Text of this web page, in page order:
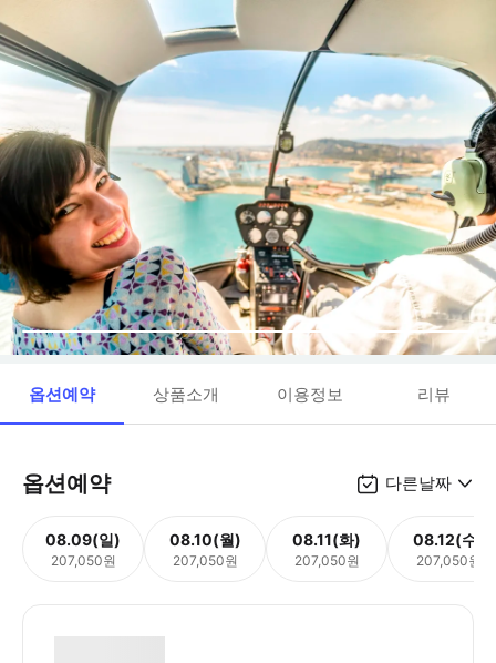
옵션예약 상품소개 이용정보 리뷰
옵션예약 다른날짜
08.09(일)
207,050원
08.10(월)
207,050원
08.11(화)
207,050원
08.12(수)
207,050원